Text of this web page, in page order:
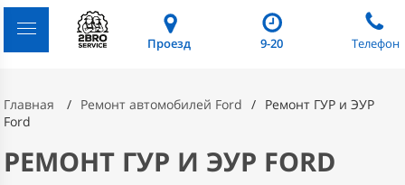
Проезд 9-20 Телефон
Главная Ремонт автомобилей Ford
Ремонт ГУР и ЭУР
Ford
РЕМОНТ ГУР И ЭУР FORD